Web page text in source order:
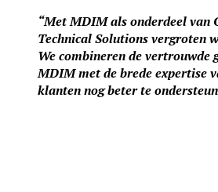
“Met MDIM als onderdeel van
Technical Solutions vergroten
We combineren de vertrouwde
MDIM met de brede expertise
klanten nog beter te